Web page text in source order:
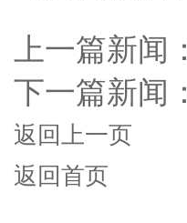
上一篇新闻：
下一篇新闻：
返回上一页
返回首页